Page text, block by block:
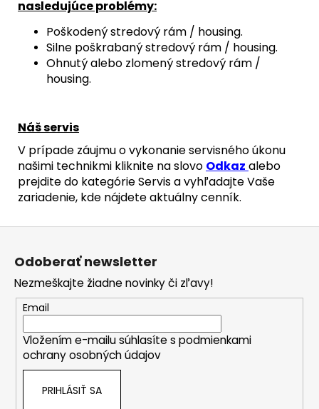
nasledujúce problémy:
Poškodený stredový rám / housing.
Silne poškrabaný stredový rám / housing.
Ohnutý alebo zlomený stredový rám /
housing.
Náš servis
V prípade záujmu o vykonanie servisného úkonu
našimi technikmi kliknite na slovo Odkaz alebo
prejdite do kategórie Servis a vyhľadajte Vaše
zariadenie, kde nájdete aktuálny cenník.
Z
Odoberať newsletter
Nezmeškajte žiadne novinky či zľavy!
Email
Vložením e-mailu súhlasíte s podmienkami
ochrany osobných údajov
PRIHLÁSIŤ SA